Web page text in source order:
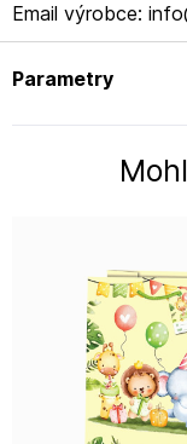
Email výrobce:
Parametry